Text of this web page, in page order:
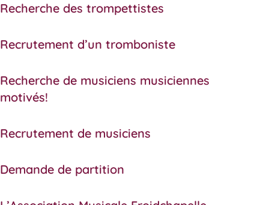
Recherche des trompettistes
Recrutement d’un tromboniste
Recherche de musiciens musiciennes
motivés!
Recrutement de musiciens
Demande de partition